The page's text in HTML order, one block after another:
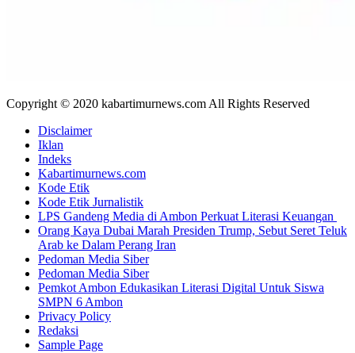
Copyright © 2020 kabartimurnews.com All Rights Reserved
Disclaimer
Iklan
Indeks
Kabartimurnews.com
Kode Etik
Kode Etik Jurnalistik
LPS Gandeng Media di Ambon Perkuat Literasi Keuangan
Orang Kaya Dubai Marah Presiden Trump, Sebut Seret Teluk
Arab ke Dalam Perang Iran
Pedoman Media Siber
Pedoman Media Siber
Pemkot Ambon Edukasikan Literasi Digital Untuk Siswa
SMPN 6 Ambon
Privacy Policy
Redaksi
Sample Page